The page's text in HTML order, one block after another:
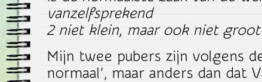
vanzelfsprekend
2 niet klein, maar ook niet
Mijn twee pubers zijn volgens
normaal’, maar anders dan dat